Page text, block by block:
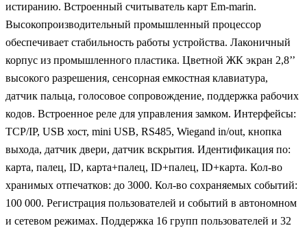
истиранию. Встроенный считыватель карт Em-marin.
Высокопроизводительный промышленный процессор
обеспечивает стабильность работы устройства. Лаконичный
корпус из промышленного пластика. Цветной ЖК экран 2,8’’
высокого разрешения, сенсорная емкостная клавиатура,
датчик пальца, голосовое сопровождение, поддержка рабочих
кодов. Встроенное реле для управления замком. Интерфейсы:
TCP/IP, USB хост, mini USB, RS485, Wiegand in/out, кнопка
выхода, датчик двери, датчик вскрытия. Идентификация по:
карта, палец, ID, карта+палец, ID+палец, ID+карта. Кол-во
хранимых отпечатков: до 3000. Кол-во сохраняемых событий:
100 000. Регистрация пользователей и событий в автономном
и сетевом режимах. Поддержка 16 групп пользователей и 32